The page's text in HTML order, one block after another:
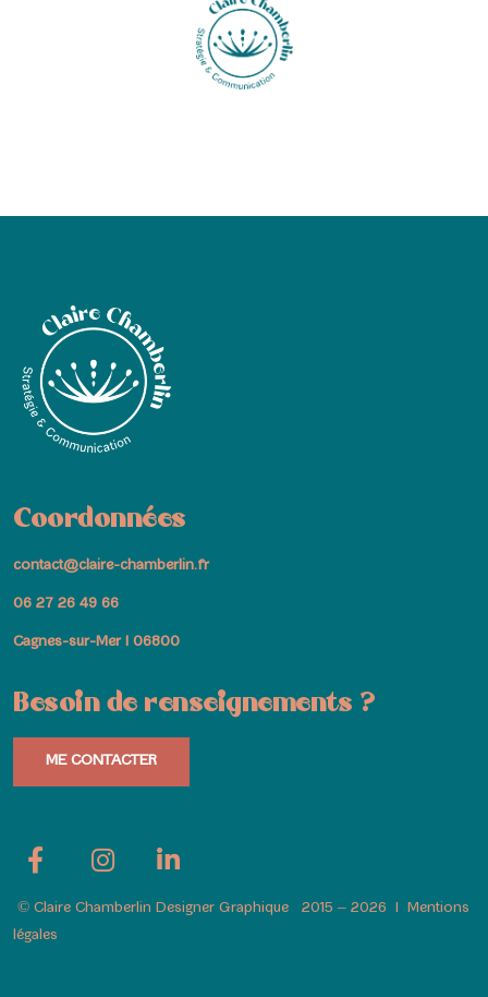
Coordonnées
contact@claire-chamberlin.fr
06 27 26 49 66
Cagnes-sur-Mer I 06800
Besoin de renseignements ?
ME CONTACTER
© Claire Chamberlin Designer Graphique 2015 – 2026 I Mentions
légales